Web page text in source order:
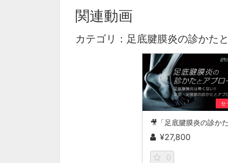
関連動画
カテゴリ：足底腱膜炎の診かた
セ
¥27,800
0